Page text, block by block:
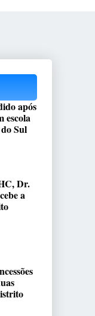
após
escola
Sul
Dr.
a